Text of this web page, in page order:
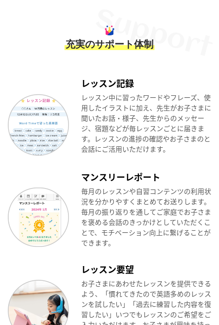
充実のサポート体制
レッスン記録
レッスン中に習ったワードやフレーズ、使
用したイラストに加え、先生がお子さまに
聞いたお話・様子、先生からのメッセー
ジ、宿題などが毎レッスンごとに届きま
す。レッスンの進捗の確認やお子さまのと
会話にご活用いただけます。
マンスリーレポート
毎月のレッスンや自習コンテンツの利用状
況を分かりやすくまとめてお送りします。
毎月の振り返りを通してご家庭でお子さま
を褒める会話のきっかけとしていただくこ
とで、モチベーション向上に繋げることが
できます。
レッスン要望
お子さまにあわせたレッスンを提供できる
よう、「慣れてきたので英語多めのレッス
ンを試したい」「過去に練習した内容を復
習したい」いつでもレッスンのご希望をご